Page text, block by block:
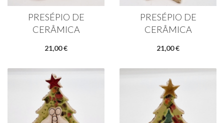
PRESÉPIO DE
CERÂMICA
21,00 €
PRESÉPIO DE
CERÂMICA
21,00 €